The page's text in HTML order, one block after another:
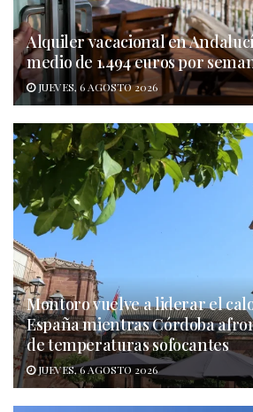
Alquiler vacacional en
medio de 1.494 euros por
JUEVES, 6 AGOSTO 2026
Montoro vuelve a liderar el
España mientras Córdoba
de temperaturas sofocantes
JUEVES, 6 AGOSTO 2026